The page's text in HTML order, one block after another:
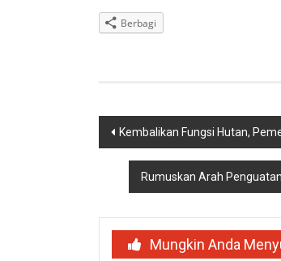
Berbagi
Navigasi
pos
Kembalikan Fungsi Hutan,
Rumuskan Arah
Mungkin Anda